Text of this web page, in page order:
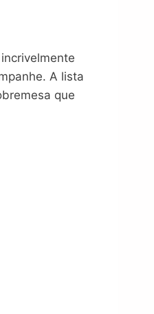
A lista
que